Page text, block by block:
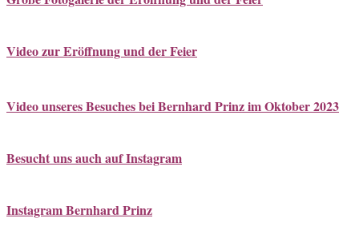
Video zur Eröffnung und der Feier
Video unseres Besuches bei Bernhard Prinz im Oktober 2023
Besucht uns auch auf Instagram
Instagram Bernhard Prinz